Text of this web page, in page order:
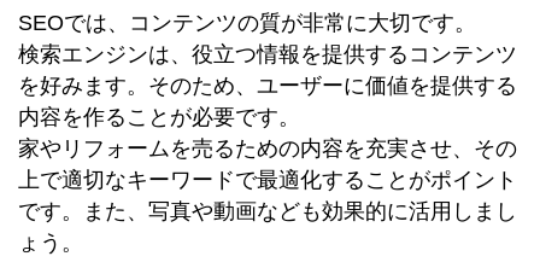
SEOでは、コンテンツの質が非常に大切です。
検索エンジンは、役立つ情報を提供するコンテンツ
を好みます。そのため、ユーザーに価値を提供する
内容を作ることが必要です。
家やリフォームを売るための内容を充実させ、その
上で適切なキーワードで最適化することがポイント
です。また、写真や動画なども効果的に活用しまし
ょう。